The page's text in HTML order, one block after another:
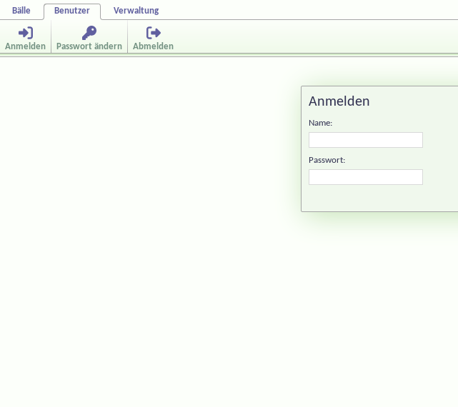
Bälle Benutzer Verwaltung
Anmelden Passwort ändern Abmelden
Anmelden
Name:
Passwort: